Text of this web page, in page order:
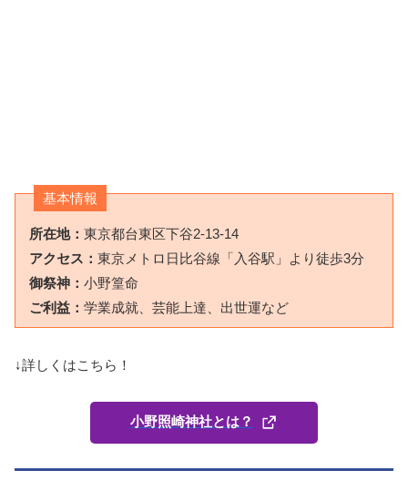
基本情報
所在地： 東京都台東区下谷2-13-14
アクセス： 東京メトロ日比谷線「入谷駅」より徒歩3分
御祭神： 小野篁命
ご利益： 学業成就、芸能上達、出世運など
↓詳しくはこちら！
小野照崎神社とは？